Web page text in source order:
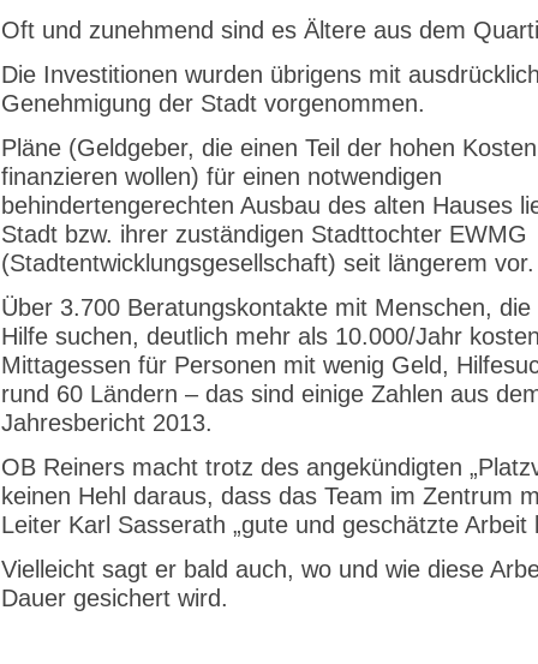
Oft und zunehmend sind es Ältere aus dem
Die Investitionen wurden übrigens mit
Genehmigung der Stadt vorgenommen.
Pläne (Geldgeber, die einen Teil der hohen Kosten
finanzieren wollen) für einen notwendigen
behindertengerechten Ausbau des alten Hauses
Stadt bzw. ihrer zuständigen Stadttochter EWMG
(Stadtentwicklungsgesellschaft) seit längerem vor.
Über 3.700 Beratungskontakte mit Menschen, die
Hilfe suchen, deutlich mehr als 10.000/Jahr
Mittagessen für Personen mit wenig Geld,
rund 60 Ländern – das sind einige Zahlen aus
Jahresbericht 2013.
OB Reiners macht trotz des angekündigten
keinen Hehl daraus, dass das Team im Zentrum
Leiter Karl Sasserath „gute und geschätzte Arbeit
Vielleicht sagt er bald auch, wo und wie diese
Dauer gesichert wird.